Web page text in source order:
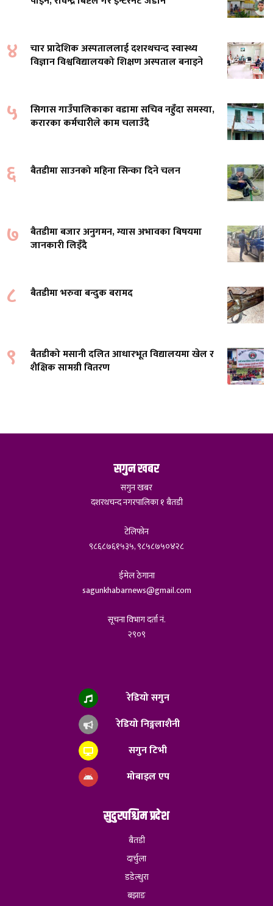
४
चार प्रादेशिक अस्पताललाई दशरथचन्द स्वास्थ्य
विज्ञान विश्वविद्यालयको शिक्षण अस्पताल बनाइने
५
सिगास गाउँपालिकाका वडामा सचिव नहुँदा समस्या,
करारका कर्मचारीले काम चलाउँदै
६ बैतडीमा साउनको महिना सिन्का दिने चलन
७
बैतडीमा बजार अनुगमन, ग्यास अभावका बिषयमा
जानकारी लिइँदै
८ बैतडीमा भरुवा बन्दुक बरामद
९
बैतडीको मसानी दलित आधारभूत विद्यालयमा खेल र
शैक्षिक सामग्री वितरण
सगुन खबर
सगुन खबर
दशरथचन्द नगरपालिका १ बैतडी
टेलिफोन
९८६८७६१५३५, ९८५८७५०४२८
ईमेल ठेगाना
sagunkhabarnews@gmail.com
सूचना विभाग दर्ता नं.
२९०९
रेडियो सगुन
रेडियो निङ्गलाशैनी
सगुन टिभी
मोबाइल एप
सुदुरपश्चिम प्रदेश
बैतडी
दार्चुला
डडेल्धुरा
बझाङ